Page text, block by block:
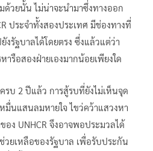
ด้วยนั้น ไม่น่าจะนำมาซึ่งทางออก
ประจำทั้งสองประเทศ มีช่องทางที่
งรัฐบาลได้โดยตรง ซึ่งแล้วแต่ว่า
ารือสองฝ่ายเองมากน้อยเพียงใด
รบ 2 ปีแล้ว การสู้รบที่ยังไม่เห็นจุด
นแสนลมหายใจ ไขว่คว้าแสวงหา
ง UNHCR จึงอาจพอประมวลได้
ยเหลือของรัฐบาล เพื่อรับประกัน